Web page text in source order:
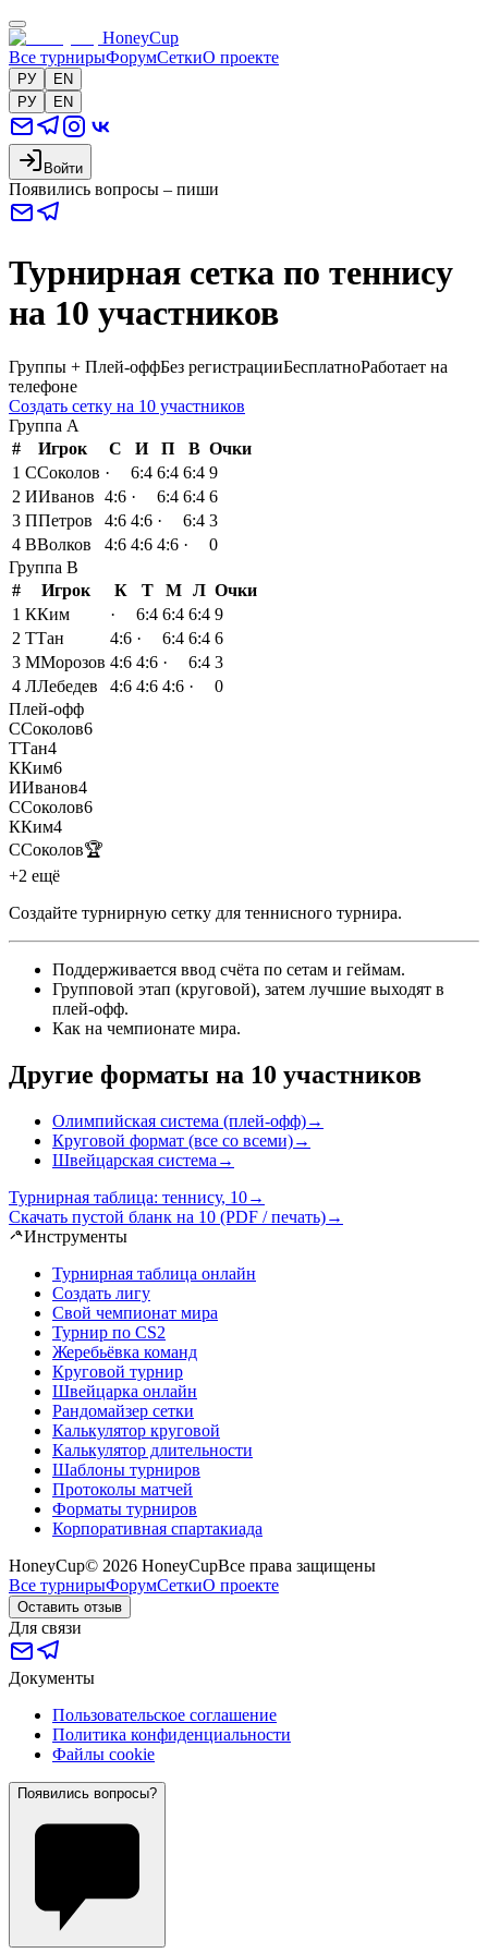
HoneyCup
Все турнирыФорумСеткиО проекте
РУ
EN
РУ
EN
Войти
Появились вопросы – пиши
Турнирная сетка по теннису
на 10 участников
Группы + Плей-оффБез регистрацииБесплатноРаботает на
телефоне
Создать сетку на 10 участников
Группа A
#
Игрок С И П В Очки
1 ССоколов · 6:4 6:4 6:4 9
2 ИИванов 4:6 · 6:4 6:4 6
3 ППетров 4:6 4:6 · 6:4 3
4 ВВолков 4:6 4:6 4:6 ·
0
Группа B
#
Игрок К Т М Л Очки
1 ККим · 6:4 6:4 6:4 9
2 ТТан 4:6 · 6:4 6:4 6
3 ММорозов 4:6 4:6 · 6:4 3
4 ЛЛебедев 4:6 4:6 4:6 ·
0
Плей-офф
ССоколов6
ТТан4
ККим6
ИИванов4
ССоколов6
ККим4
ССоколов🏆
+2 ещё
Создайте турнирную сетку для теннисного турнира.
Поддерживается ввод счёта по сетам и геймам.
Групповой этап (круговой), затем лучшие выходят в
плей-офф.
Как на чемпионате мира.
Другие форматы на 10 участников
Олимпийская система (плей-офф)→
Круговой формат (все со всеми)→
Швейцарская система →
Турнирная таблица: теннису, 10→
Скачать пустой бланк на 10 (PDF / печать)→
Инструменты
Турнирная таблица онлайн
Создать лигу
Свой чемпионат мира
Турнир по CS2
Жеребьёвка команд
Круговой турнир
Швейцарка онлайн
Рандомайзер сетки
Калькулятор круговой
Калькулятор длительности
Шаблоны турниров
Протоколы матчей
Форматы турниров
Корпоративная спартакиада
HoneyCup© 2026 HoneyCupВсе права защищены
Все турнирыФорумСеткиО проекте
Оставить отзыв
Для связи
Документы
Пользовательское соглашение
Политика конфиденциальности
Файлы cookie
Появились вопросы?